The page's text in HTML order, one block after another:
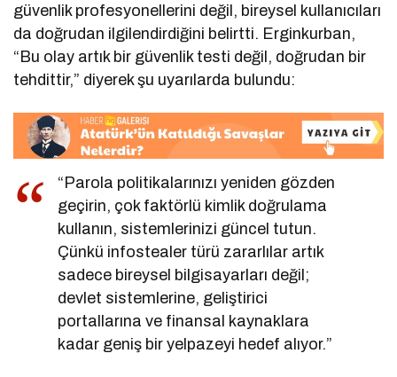
güvenlik profesyonellerini değil, bireysel kullanıcıları
da doğrudan ilgilendirdiğini belirtti. Erginkurban,
“Bu olay artık bir güvenlik testi değil, doğrudan bir
tehdittir,” diyerek şu uyarılarda bulundu:
“Parola politikalarınızı yeniden gözden
geçirin, çok faktörlü kimlik doğrulama
kullanın, sistemlerinizi güncel tutun.
Çünkü infostealer türü zararlılar artık
sadece bireysel bilgisayarları değil;
devlet sistemlerine, geliştirici
portallarına ve finansal kaynaklara
kadar geniş bir yelpazeyi hedef alıyor.”